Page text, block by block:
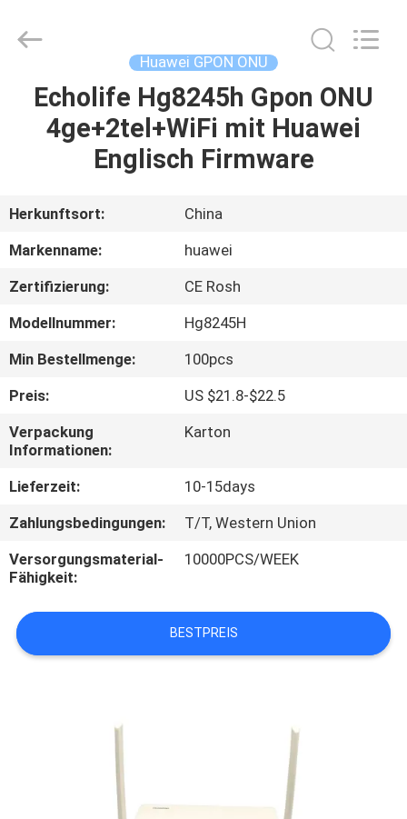
HAUS
PRODUKTE
ÜBER
UNS
FABRIK-
AUSFLUG
QUALITÄTSKONTROLLE
TRETEN
SIE
MIT
IN
VERBINDUNG
FORDERN
LIMITED.
Huawei GPON ONU
Echolife Hg8245h Gpon ONU
4ge+2tel+WiFi mit Huawei
Englisch Firmware
Herkunftsort:
China
Markenname:
huawei
Zertifizierung:
CE Rosh
Modellnummer:
Hg8245H
Min Bestellmenge:
100pcs
Preis:
US $21.8-$22.5
Verpackung
Informationen:
Karton
Lieferzeit:
10-15days
Zahlungsbedingungen:
T/T, Western Union
Versorgungsmaterial-
Fähigkeit:
10000PCS/WEEK
BESTPREIS